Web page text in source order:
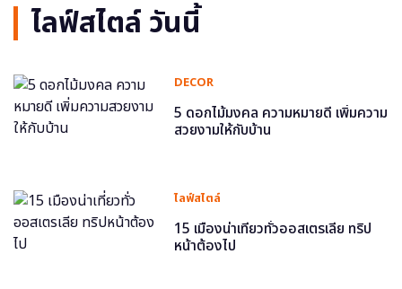
ไลฟ์สไตล์ วันนี้
DECOR
5 ดอกไม้มงคล ความหมายดี เพิ่มความ
สวยงามให้กับบ้าน
ไลฟ์สไตล์
15 เมืองน่าเที่ยวทั่วออสเตรเลีย ทริป
หน้าต้องไป